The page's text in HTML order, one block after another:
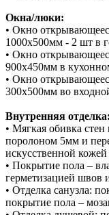
Окна/люки:
• Окно
1000x500мм - 2 шт в
• Окно
900x450мм в
• Окно
300x500мм во
Внутренняя отделка:
• Мягкая обивка стен
поролоном 5мм и
искусственной кожей
• Покрытие пола –
герметизацией швов
• Отделка санузла:
покрытие пола –